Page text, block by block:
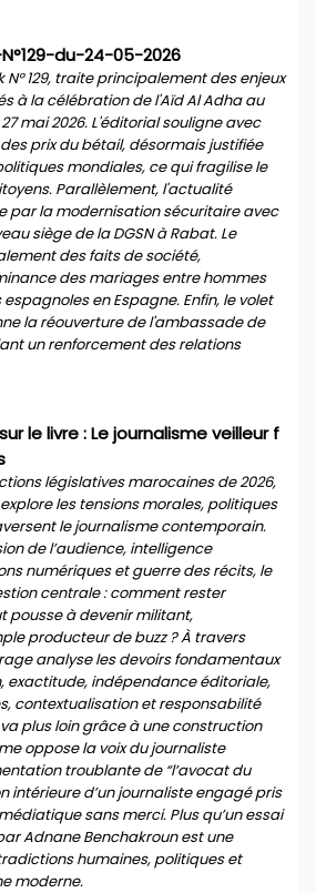
du-24-05-2026
N° 129, traite principalement des enjeux
à la célébration de l'Aïd Al Adha au
mai 2026. L'éditorial souligne avec
prix du bétail, désormais justifiée
mondiales, ce qui fragilise le
Parallèlement, l'actualité
par la modernisation sécuritaire avec
siège de la DGSN à Rabat. Le
des faits de société,
des mariages entre hommes
en Espagne. Enfin, le volet
la réouverture de l'ambassade de
un renforcement des relations
le livre : Le journalisme veilleur f
législatives marocaines de 2026,
les tensions morales, politiques
le journalisme contemporain.
de l’audience, intelligence
numériques et guerre des récits, le
centrale : comment rester
pousse à devenir militant,
producteur de buzz ? À travers
analyse les devoirs fondamentaux
exactitude, indépendance éditoriale,
contextualisation et responsabilité
plus loin grâce à une construction
oppose la voix du journaliste
troublante de “l’avocat du
intérieure d’un journaliste engagé pris
sans merci. Plus qu’un essai
Adnane Benchakroun est une
humaines, politiques et
moderne.